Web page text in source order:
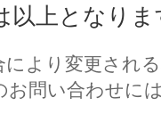
以上となりま
より変更され
問い合わせに